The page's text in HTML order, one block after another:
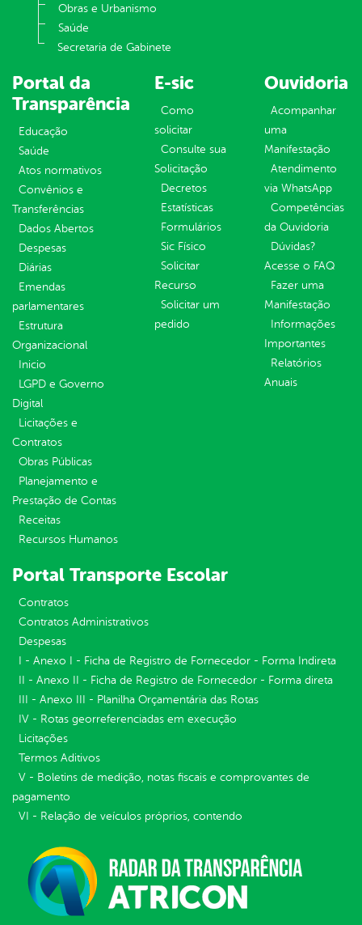
Obras e Urbanismo
Saúde
Secretaria de Gabinete
Portal da
Transparência
Educação
Saúde
Atos normativos
Convênios e
Transferências
Dados Abertos
Despesas
Diárias
Emendas
parlamentares
Estrutura
Organizacional
Inicio
LGPD e Governo
Digital
Licitações e
Contratos
Obras Públicas
Planejamento e
Prestação de Contas
Receitas
Recursos Humanos
E-sic
Como
solicitar
Consulte sua
Solicitação
Decretos
Estatísticas
Formulários
Sic Físico
Solicitar
Recurso
Solicitar um
pedido
Ouvidoria
Acompanhar
uma
Manifestação
Atendimento
via WhatsApp
Competências
da Ouvidoria
Dúvidas?
Acesse o FAQ
Fazer uma
Manifestação
Informações
Importantes
Relatórios
Anuais
Portal Transporte Escolar
Contratos
Contratos Administrativos
Despesas
I - Anexo I - Ficha de Registro de Fornecedor - Forma Indireta
II - Anexo II - Ficha de Registro de Fornecedor - Forma direta
III - Anexo III - Planilha Orçamentária das Rotas
IV - Rotas georreferenciadas em execução
Licitações
Termos Aditivos
V - Boletins de medição, notas fiscais e comprovantes de
pagamento
VI - Relação de veículos próprios, contendo